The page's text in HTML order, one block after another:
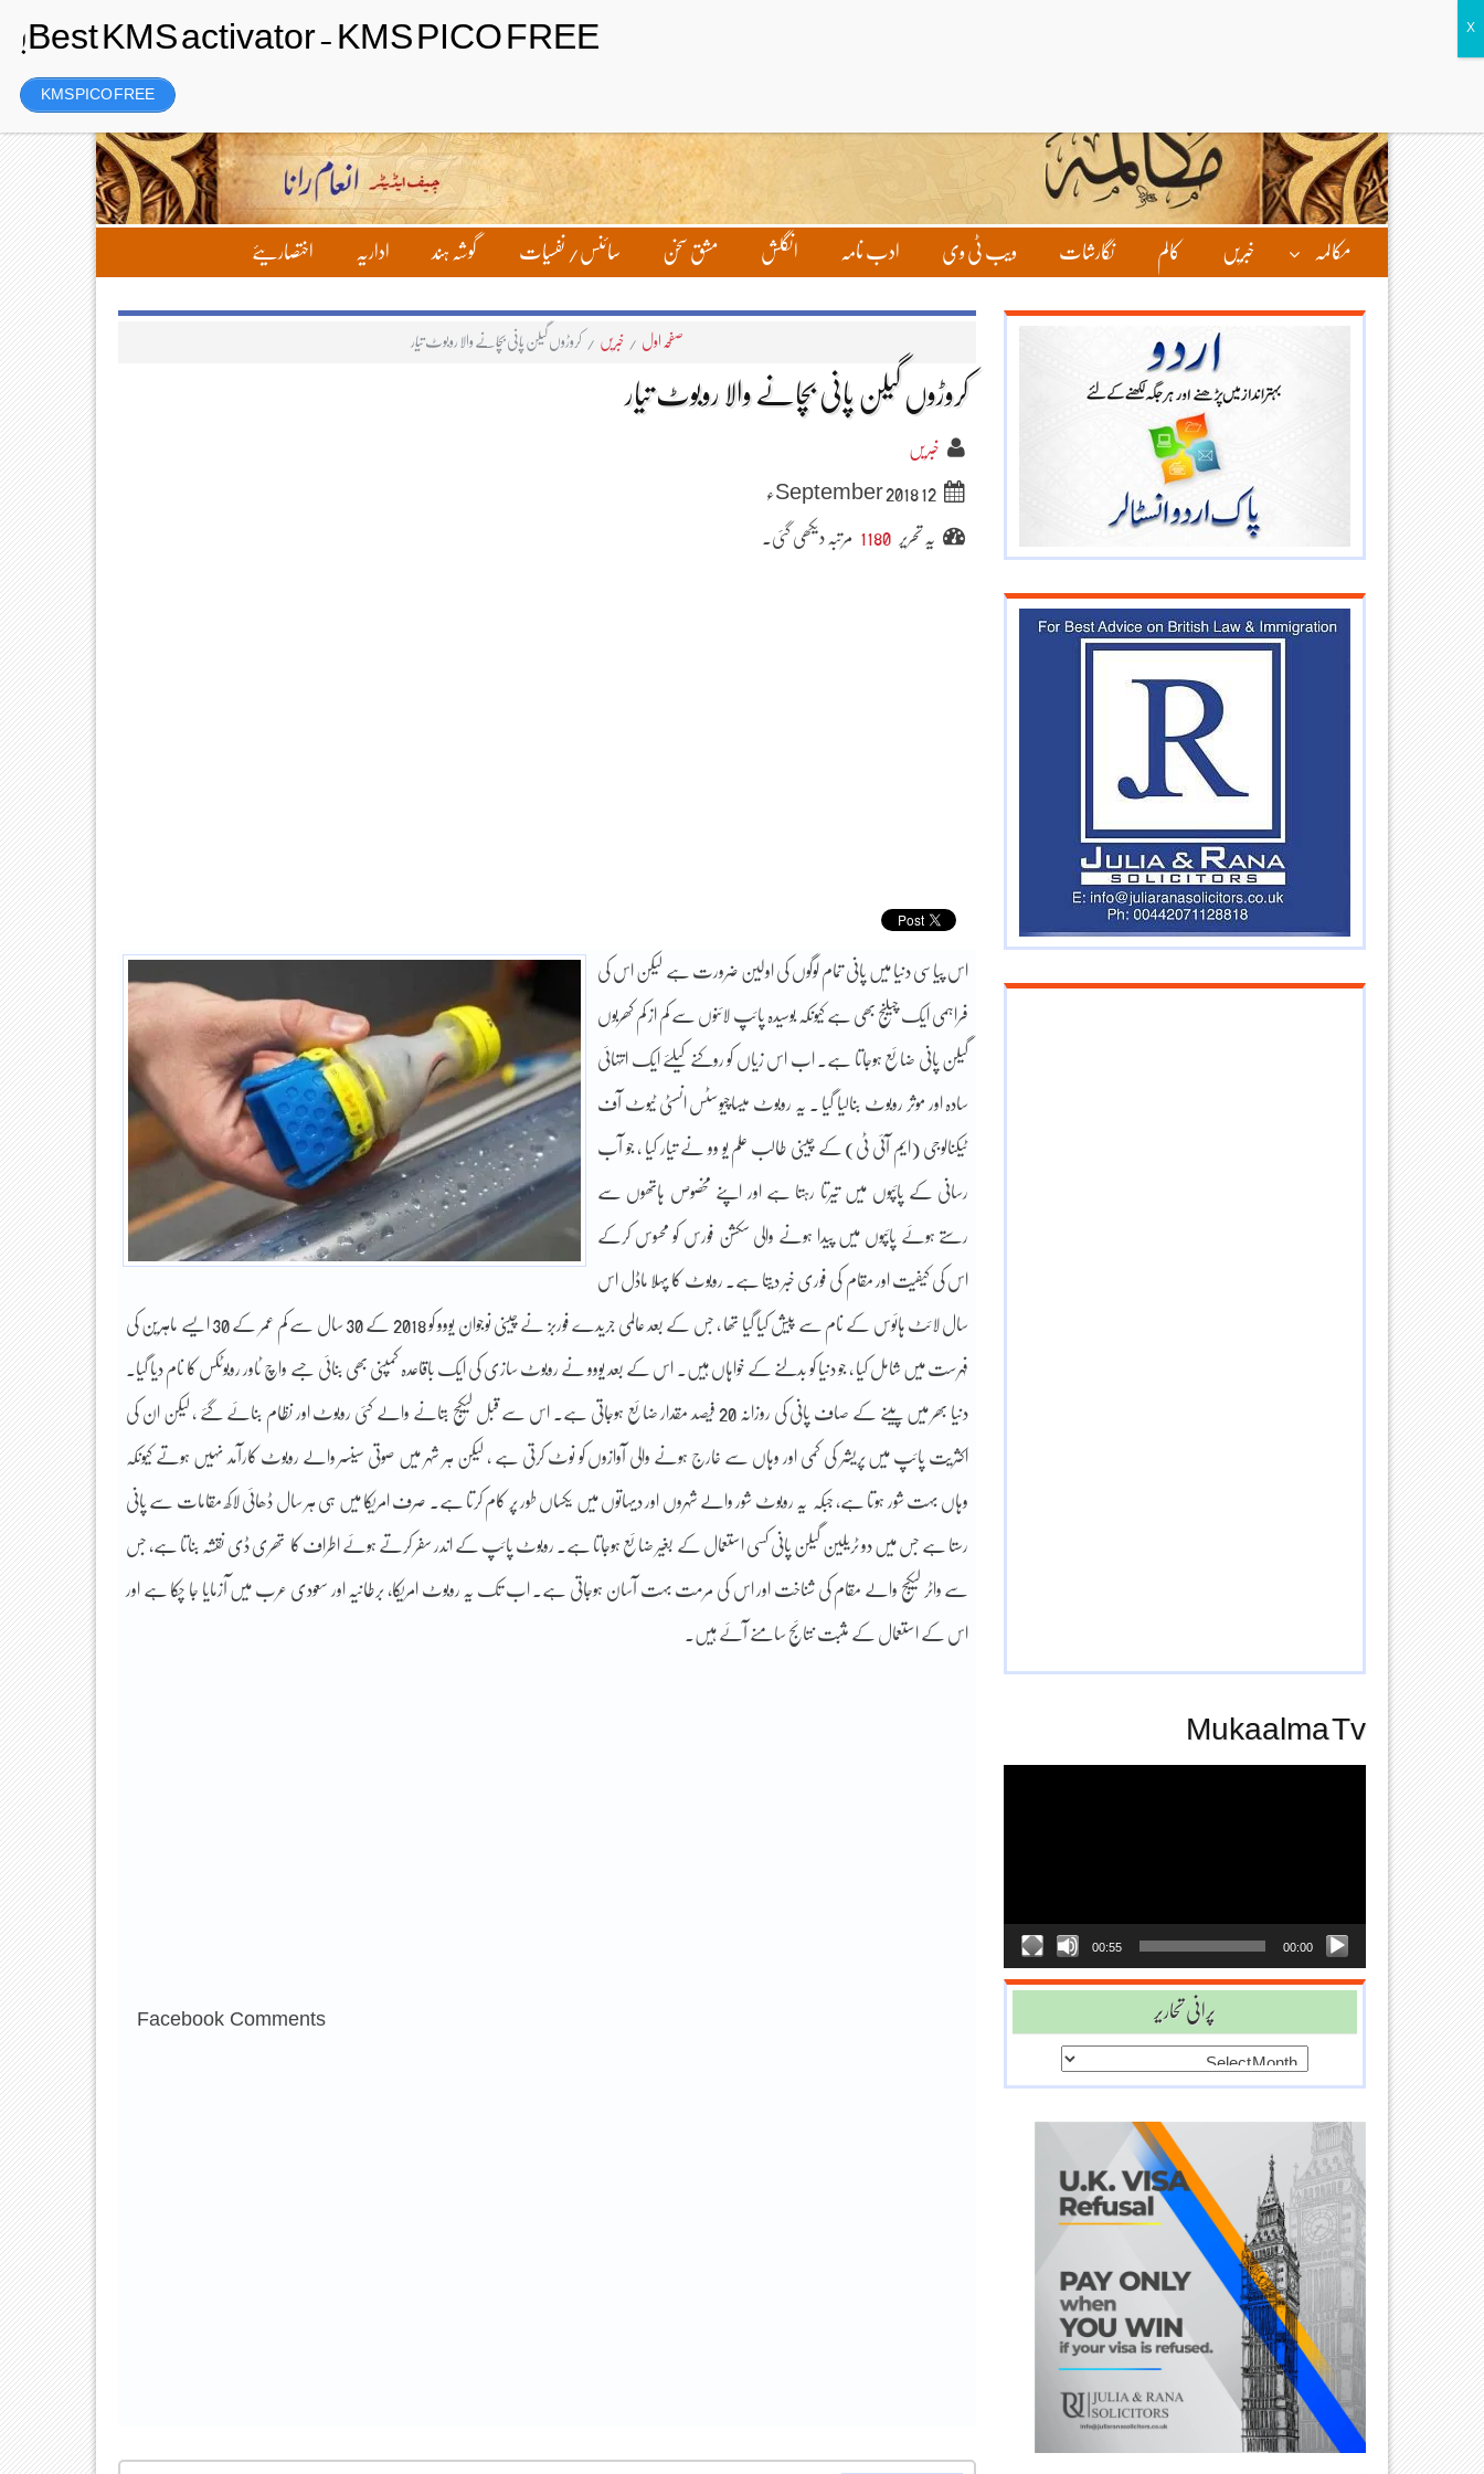
Wednesday، 5 August 2026ء
مکالمہ خبریں کالم نگارشات ویب ٹی وی ادب نامہ انگلش مشق سخن سائنس/ نفسیات گوشہ ہند اداریہ اختصاریئے
صفحہ اول / خبریں / کروڑوں گیلن پانی بچانے والا روبوٹ تیار
کروڑوں گیلن پانی بچانے والا روبوٹ تیار
خبریں
12 September 2018ء
یہ تحریر 1180 مرتبہ دیکھی گئی۔
اس پیاسی دنیا میں پانی تمام لوگوں کی اولین ضرورت ہے لیکن اس کی
فراہمی ایک چیلنج بھی ہے کیونکہ بوسیدہ پائپ لائنوں سے کم از کم کھربوں
گیلن پانی ضائع ہوجاتا ہے۔ اب اس زیاں کو روکنے کیلئے ایک انتہائی
سادہ اور موثر روبوٹ بنالیا گیا ۔ یہ روبوٹ میساچیوسٹس انسٹی ٹیوٹ آف
ٹیکنالوجی (ایم آئی ٹی) کے چینی طالب علم یو وو نے تیار کیا ، جو آب
رسانی کے پائپوں میں تیرتا رہتا ہے اور اپنے مخصوص ہاتھوں سے
رستے ہوئے پائپوں میں پیدا ہونے والی سکشن فورس کو محسوس کرکے
اس کی کیفیت اور مقام کی فوری خبر دیتا ہے۔ روبوٹ کا پہلا ماڈل اس
سال لائٹ ہائوس کے نام سے پیش کیا گیا تھا ، جس کے بعد عالمی جریدے فوربز نے چینی نوجوان یووو کو 2018 کے 30 سال سے کم عمر کے 30 ایسے ماہرین کی
فہرست میں شامل کیا ، جو دنیا کو بدلنے کے خواہاں ہیں۔ اس کے بعد یووو نے روبوٹ سازی کی ایک باقاعدہ کمپنی بھی بنائی جسے واچ ٹاور روبوٹکس کا نام دیا گیا۔
دنیا بھر میں پینے کے صاف پانی کی روزانہ 20 فیصد مقدار ضائع ہوجاتی ہے۔ اس سے قبل لیکیج بتانے والے کئی روبوٹ اور نظام بنائے گئے ، لیکن ان کی
اکثریت پائپ میں پریشر کی کمی اور وہاں سے خارج ہونے والی آوازوں کو نوٹ کرتی ہے ، لیکن ہر شہر میں صوتی سینسر والے روبوٹ کارآمد نہیں ہوتے کیونکہ
وہاں بہت شور ہوتا ہے، جبکہ یہ روبوٹ شور والے شہروں اور دیہاتوں میں یکساں طور پر کام کرتا ہے۔ صرف امریکا میں ہی ہر سال ڈھائی لاکھ مقامات سے پانی
رستا ہے جس میں دو ٹریلین گیلن پانی کسی استعمال کے بغیر ضائع ہوجاتا ہے۔ روبوٹ پائپ کے اندر سفر کرتے ہوئے اطراف کا تھری ڈی نقشہ بناتا ہے، جس
سے واٹر لیکیج والے مقام کی شناخت اور اس کی مرمت بہت آسان ہوجاتی ہے۔ اب تک یہ روبوٹ امریکا، برطانیہ اور سعودی عرب میں آزمایا جا چکا ہے اور
اس کے استعمال کے مثبت نتائج سامنے آئے ہیں۔
Facebook Comments
Mukaalma Tv
00:00
00:55
پرانی تحاریر
KMS PICO FREE